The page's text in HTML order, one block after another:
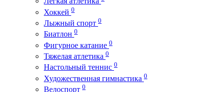
Хоккей 0
Лыжный спорт 0
Биатлон 0
Фигурное катание 0
Тяжелая атлетика 0
Настольный теннис 0
Художественная гимнастика 0
Велоспорт 0